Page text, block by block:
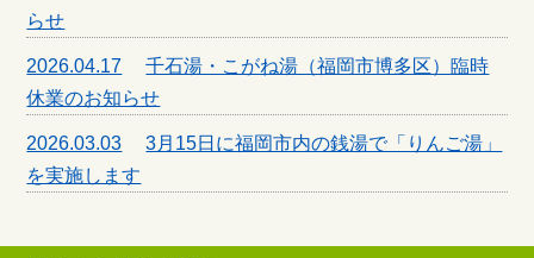
らせ
2026.04.17
千石湯・こがね湯（福岡市博多区）臨時
休業のお知らせ
2026.03.03
3月15日に福岡市内の銭湯で「りんご湯」
を実施します